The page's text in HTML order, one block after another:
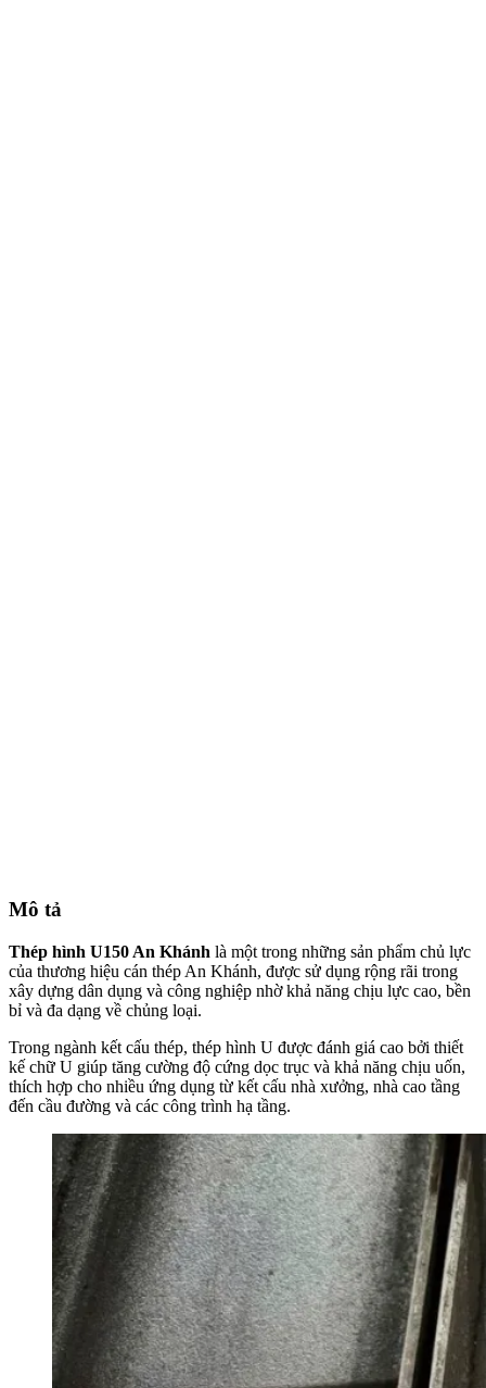
Mô tả
Thép hình U150 An Khánh là một trong những sản phẩm chủ lực
của thương hiệu cán thép An Khánh, được sử dụng rộng rãi trong
xây dựng dân dụng và công nghiệp nhờ khả năng chịu lực cao, bền
bỉ và đa dạng về chủng loại.
Trong ngành kết cấu thép, thép hình U được đánh giá cao bởi thiết
kế chữ U giúp tăng cường độ cứng dọc trục và khả năng chịu uốn,
thích hợp cho nhiều ứng dụng từ kết cấu nhà xưởng, nhà cao tầng
đến cầu đường và các công trình hạ tầng.